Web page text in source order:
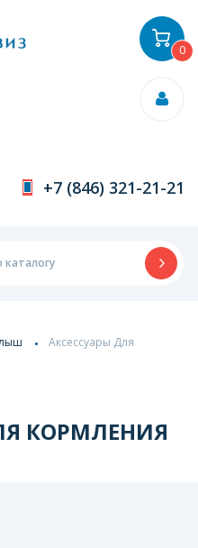
+7 (846) 321-21-21
0
Аксессуары Для
КОРМЛЕНИЯ